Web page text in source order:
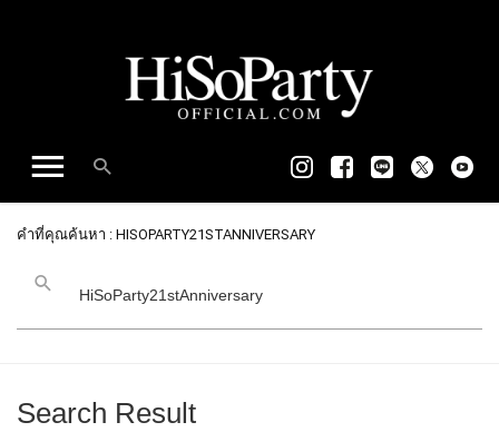
คำที่คุณค้นหา : HISOPARTY21STANNIVERSARY
Search Result